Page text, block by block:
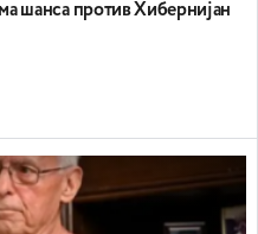
шанса против Хибернијан